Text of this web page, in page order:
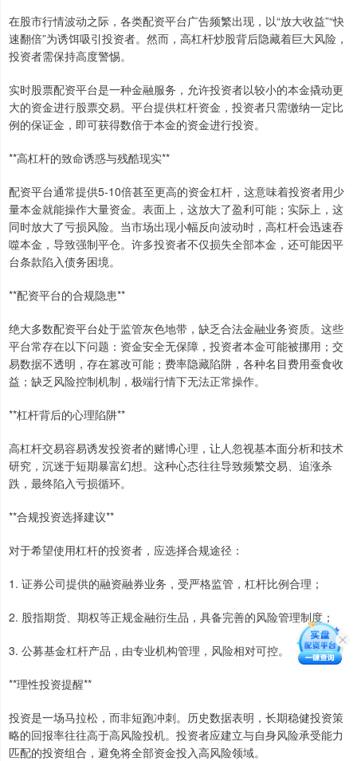
在股市行情波动之际，各类配资平台广告频繁出现，以“放大收益”“快
速翻倍”为诱饵吸引投资者。然而，高杠杆炒股背后隐藏着巨大风险，
投资者需保持高度警惕。
实时股票配资平台是一种金融服务，允许投资者以较小的本金撬动更
大的资金进行股票交易。平台提供杠杆资金，投资者只需缴纳一定比
例的保证金，即可获得数倍于本金的资金进行投资。
**高杠杆的致命诱惑与残酷现实**
配资平台通常提供5-10倍甚至更高的资金杠杆，这意味着投资者用少
量本金就能操作大量资金。表面上，这放大了盈利可能；实际上，这
同时放大了亏损风险。当市场出现小幅反向波动时，高杠杆会迅速吞
噬本金，导致强制平仓。许多投资者不仅损失全部本金，还可能因平
台条款陷入债务困境。
**配资平台的合规隐患**
绝大多数配资平台处于监管灰色地带，缺乏合法金融业务资质。这些
平台常存在以下问题：资金安全无保障，投资者本金可能被挪用；交
易数据不透明，存在篡改可能；费率隐藏陷阱，各种名目费用蚕食收
益；缺乏风险控制机制，极端行情下无法正常操作。
**杠杆背后的心理陷阱**
高杠杆交易容易诱发投资者的赌博心理，让人忽视基本面分析和技术
研究，沉迷于短期暴富幻想。这种心态往往导致频繁交易、追涨杀
跌，最终陷入亏损循环。
**合规投资选择建议**
对于希望使用杠杆的投资者，应选择合规途径：
1. 证券公司提供的融资融券业务，受严格监管，杠杆比例合理；
2. 股指期货、期权等正规金融衍生品，具备完善的风险管理制度；
3. 公募基金杠杆产品，由专业机构管理，风险相对可控。
**理性投资提醒**
投资是一场马拉松，而非短跑冲刺。历史数据表明，长期稳健投资策
略的回报率往往高于高风险投机。投资者应建立与自身风险承受能力
匹配的投资组合，避免将全部资金投入高风险领域。